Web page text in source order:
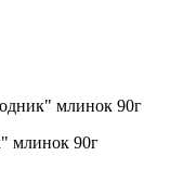
млинок 90г
млинок 90г